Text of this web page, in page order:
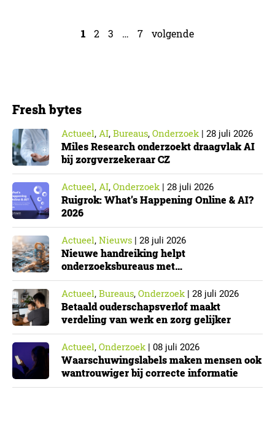
(zowel profit als non-profit) zich op...
1 2 3 … 7 volgende
Fresh bytes
Actueel, AI, Bureaus, Onderzoek| 28 juli 2026
Miles Research onderzoekt draagvlak AI
bij zorgverzekeraar CZ
Actueel, AI, Onderzoek| 28 juli 2026
Ruigrok: What’s Happening Online & AI?
2026
Actueel, Nieuws | 28 juli 2026
Nieuwe handreiking helpt
onderzoeksbureaus met
Cyberbeveiligingswet
Actueel, Bureaus, Onderzoek| 28 juli 2026
Betaald ouderschapsverlof maakt
verdeling van werk en zorg gelijker
Actueel, Onderzoek| 08 juli 2026
Waarschuwingslabels maken mensen ook
wantrouwiger bij correcte informatie